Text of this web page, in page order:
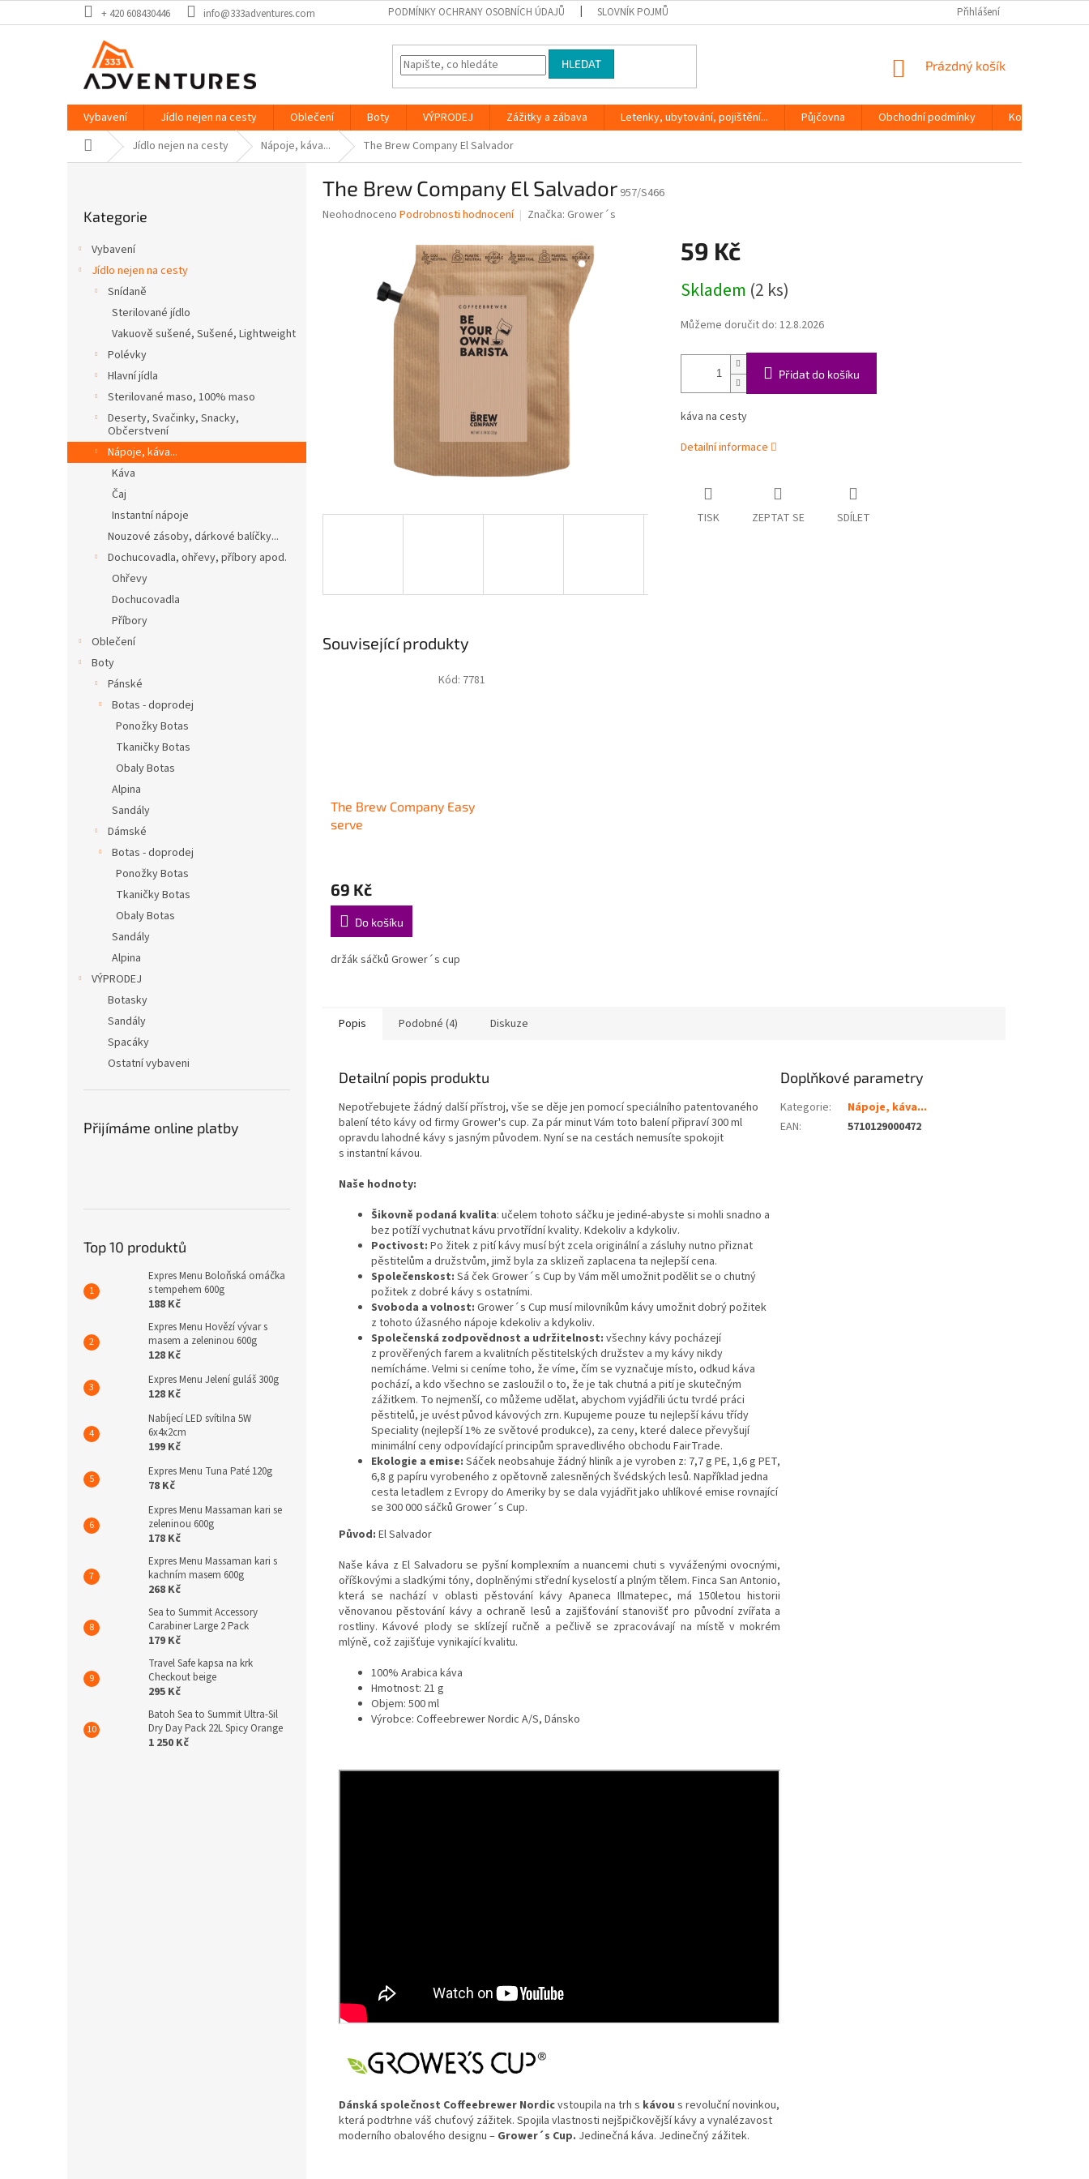
na
+ 420 608430446 info@333adventures.com PODMÍNKY OCHRANY OSOBNÍCH ÚDAJŮ SLOVNÍK POJMŮ Přihlášení
HLEDAT
NÁKUPNÍ
Prázdný košík
Vybavení Jídlo nejen na cesty Oblečení Boty VÝPRODEJ Zážitky a zábava Letenky, ubytování, pojištění... Půjčovna Obchodní podmínky
Kontakty
Domů Jídlo nejen na cesty Nápoje, káva... The Brew Company El Salvador
kategorie
Kategorie
Vybavení
Jídlo nejen na cesty
Snídaně
Sterilované jídlo
Vakuově sušené, Sušené, Lightweight
Polévky
Hlavní jídla
Sterilované maso, 100% maso
Deserty, Svačinky, Snacky,
Občerstvení
Nápoje, káva...
Káva
Čaj
Instantní nápoje
Nouzové zásoby, dárkové balíčky...
Dochucovadla, ohřevy, příbory apod.
Ohřevy
Dochucovadla
Příbory
Oblečení
Boty
Pánské
Botas - doprodej
Ponožky Botas
Tkaničky Botas
Obaly Botas
Alpina
Sandály
Dámské
Botas - doprodej
Ponožky Botas
Tkaničky Botas
Obaly Botas
Sandály
Alpina
VÝPRODEJ
Botasky
Sandály
Spacáky
Ostatní vybaveni
Přijímáme online platby
Top 10 produktů
Expres Menu Boloňská omáčka
s tempehem 600g
188 Kč
Expres Menu Hovězí vývar s
masem a zeleninou 600g
128 Kč
Expres Menu Jelení guláš 300g
128 Kč
Nabíjecí LED svítilna 5W
6x4x2cm
199 Kč
Expres Menu Tuna Paté 120g
78 Kč
Expres Menu Massaman kari se
zeleninou 600g
178 Kč
Expres Menu Massaman kari s
kachním masem 600g
268 Kč
Sea to Summit Accessory
Carabiner Large 2 Pack
179 Kč
Travel Safe kapsa na krk
Checkout beige
295 Kč
Batoh Sea to Summit Ultra-Sil
Dry Day Pack 22L Spicy Orange
1 250 Kč
The Brew Company El Salvador 957/S466
Průměrné
Neohodnoceno Podrobnosti hodnocení Značka: Grower´s
59 Kč
cena:
Skladem (2 ks)
Můžeme doručit do: 12.8.2026
Přidat do košíku
káva na cesty
Detailní informace
TISK ZEPTAT SE SDÍLET
Související produkty
The Brew Company Easy
serve
69 Kč
Do košíku
držák sáčků Grower´s cup
Kód: 7781
Popis Podobné (4) Diskuze
Detailní popis produktu
Nepotřebujete žádný další přístroj, vše se děje jen pomocí speciálního patentovaného
balení této kávy od firmy Grower's cup. Za pár minut Vám toto balení připraví 300 ml
opravdu lahodné kávy s jasným původem. Nyní se na cestách nemusíte spokojit
s instantní kávou.
Naše hodnoty:
Šikovně podaná kvalita: učelem tohoto sáčku je jediné-abyste si mohli snadno a
bez potíží vychutnat kávu prvotřídní kvality. Kdekoliv a kdykoliv.
Poctivost: Po žitek z pití kávy musí být zcela originální a zásluhy nutno přiznat
pěstitelům a družstvům, jimž byla za sklizeň zaplacena ta nejlepší cena.
Společenskost: Sá ček Grower´s Cup by Vám měl umožnit podělit se o chutný
požitek z dobré kávy s ostatními.
Svoboda a volnost: Grower´s Cup musí milovníkům kávy umožnit dobrý požitek
z tohoto úžasného nápoje kdekoliv a kdykoliv.
Společenská zodpovědnost a udržitelnost: všechny kávy pocházejí
z prověřených farem a kvalitních pěstitelských družstev a my kávy nikdy
nemícháme. Velmi si ceníme toho, že víme, čím se vyznačuje místo, odkud káva
pochází, a kdo všechno se zasloužil o to, že je tak chutná a pití je skutečným
zážitkem. To nejmenší, co můžeme udělat, abychom vyjádřili úctu tvrdé práci
pěstitelů, je uvést původ kávových zrn. Kupujeme pouze tu nejlepší kávu třídy
Speciality (nejlepší 1% ze světové produkce), za ceny, které dalece převyšují
minimální ceny odpovídající principům spravedlivého obchodu FairTrade.
Ekologie a emise: Sáček neobsahuje žádný hliník a je vyroben z: 7,7 g PE, 1,6 g PET,
6,8 g papíru vyrobeného z opětovně zalesněných švédských lesů. Například jedna
cesta letadlem z Evropy do Ameriky by se dala vyjádřit jako uhlíkové emise rovnající
se 300 000 sáčků Grower´s Cup.
Původ: El Salvador
Naše káva z El Salvadoru se pyšní komplexním a nuancemi chuti s vyváženými ovocnými,
oříškovými a sladkými tóny, doplněnými střední kyselostí a plným tělem. Finca San Antonio,
která se nachází v oblasti pěstování kávy Apaneca Illmatepec, má 150letou historii
věnovanou pěstování kávy a ochraně lesů a zajišťování stanovišť pro původní zvířata a
rostliny. Kávové plody se sklízejí ručně a pečlivě se zpracovávají na místě v mokrém
mlýně, což zajišťuje vynikající kvalitu.
100% Arabica káva
Hmotnost: 21 g
Objem: 500 ml
Výrobce: Coffeebrewer Nordic A/S, Dánsko
Dánská společnost Coffeebrewer Nordicvstoupila na trh s kávou s revoluční novinkou,
která podtrhne váš chuťový zážitek. Spojila vlastnosti nejšpičkovější kávy a vynalézavost
moderního obalového designu – Grower´s Cup. Jedinečná káva. Jedinečný zážitek.
Doplňkové parametry
Kategorie:
Nápoje, káva...
EAN: 5710129000472